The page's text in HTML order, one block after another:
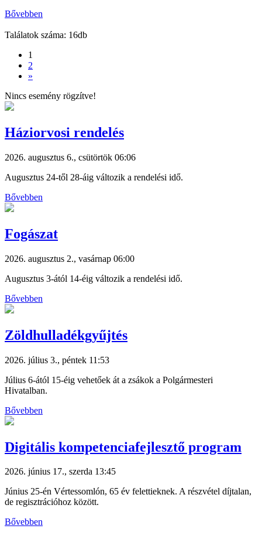
Bővebben
Találatok száma: 16db
1
2
»
Nincs esemény rögzítve!
Háziorvosi rendelés
2026. augusztus 6., csütörtök 06:06
Augusztus 24-től 28-áig változik a rendelési idő.
Bővebben
Fogászat
2026. augusztus 2., vasárnap 06:00
Augusztus 3-ától 14-éig változik a rendelési idő.
Bővebben
Zöldhulladékgyűjtés
2026. július 3., péntek 11:53
Július 6-ától 15-éig vehetőek át a zsákok a Polgármesteri
Hivatalban.
Bővebben
Digitális kompetenciafejlesztő program
2026. június 17., szerda 13:45
Június 25-én Vértessomlón, 65 év felettieknek. A részvétel díjtalan,
de regisztrációhoz között.
Bővebben